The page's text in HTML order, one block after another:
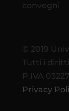
convegni
© 2019
Tutti i
P.IVA
Privacy